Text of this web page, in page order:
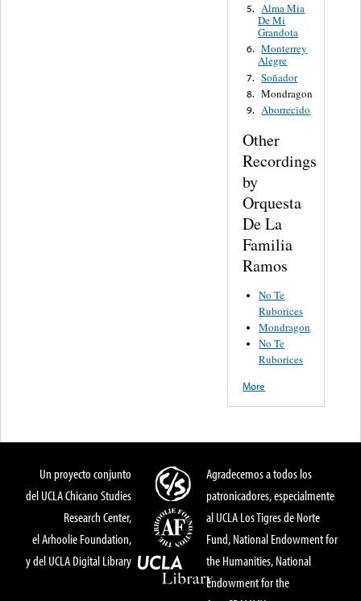
5. Alma Mia
De Mi
Grandota
6. Monterrey
Alegre
7. Soñador
8. Mondragon
9. Aborrecido
Other
Recordings
by
Orquesta
De La
Familia
Ramos
No Te
Ruborices
Mondragon
No Te
Ruborices
More
Un proyecto conjunto
del UCLA Chicano Studies
Research Center,
el Arhoolie Foundation,
y del UCLA Digital Library
Agradecemos a todos los
patronicadores, especialmente
al UCLA Los Tigres de Norte
Fund, National Endowment for
the Humanities, National
Endowment for the